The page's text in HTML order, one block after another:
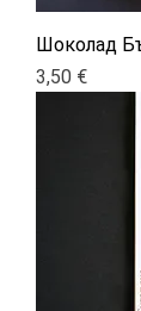
Шоколад
Цена
3,50 €